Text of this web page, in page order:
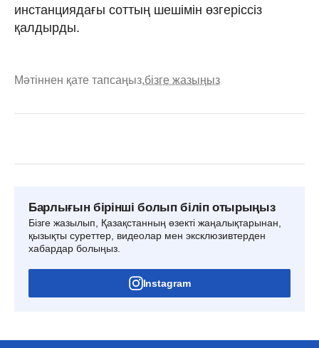
инстанциядағы соттың шешімін өзгеріссіз
қалдырды.
Мәтіннен қате тапсаңыз,бізге жазыңыз
Барлығын бірінші болып біліп отырыңыз
Бізге жазылып, Қазақстанның өзекті жаңалықтарынан,
қызықты суреттер, видеолар мен эксклюзивтерден
хабардар болыңыз.
Instagram